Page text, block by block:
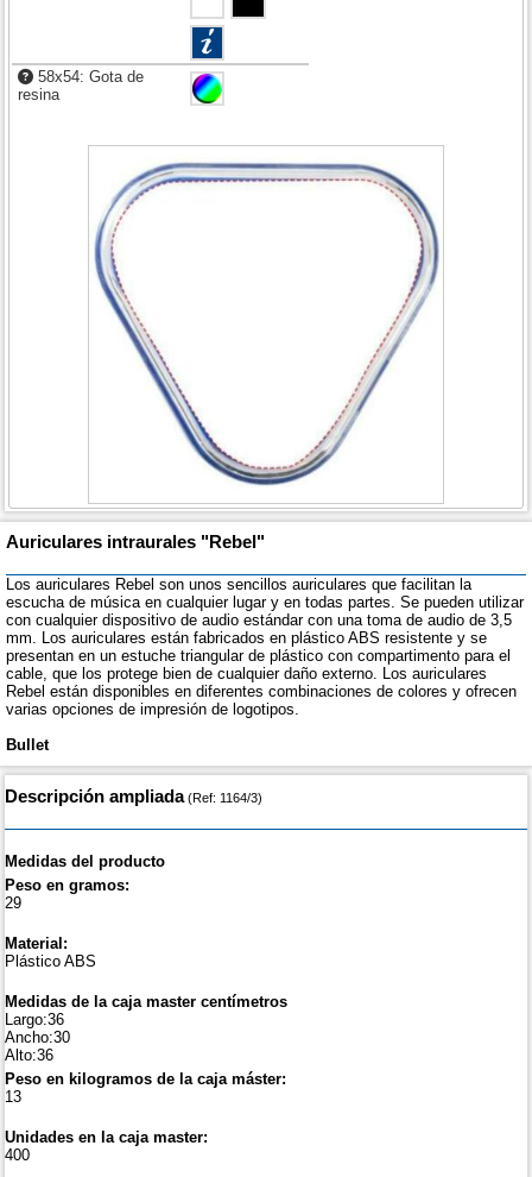
58x54: Gota de
resina
Auriculares intraurales "Rebel"
Los auriculares Rebel son unos sencillos auriculares que facilitan la
escucha de música en cualquier lugar y en todas partes. Se pueden utilizar
con cualquier dispositivo de audio estándar con una toma de audio de 3,5
mm. Los auriculares están fabricados en plástico ABS resistente y se
presentan en un estuche triangular de plástico con compartimento para el
cable, que los protege bien de cualquier daño externo. Los auriculares
Rebel están disponibles en diferentes combinaciones de colores y ofrecen
varias opciones de impresión de logotipos.
Bullet
Descripción ampliada(Ref: 1164/3)
Medidas del producto
Peso en gramos:
29
Material:
Plástico ABS
Medidas de la caja master centímetros
Largo:36
Ancho:30
Alto:36
Peso en kilogramos de la caja máster:
13
Unidades en la caja master:
400